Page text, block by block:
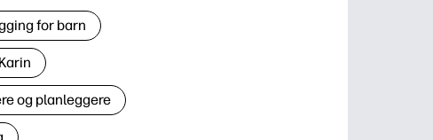
for barn
og planleggere